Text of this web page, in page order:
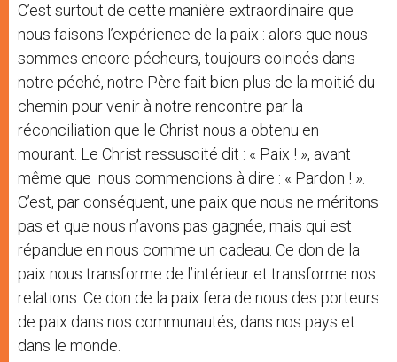
C’est surtout de cette manière extraordinaire que
nous faisons l’expérience de la paix : alors que nous
sommes encore pécheurs, toujours coincés dans
notre péché, notre Père fait bien plus de la moitié du
chemin pour venir à notre rencontre par la
réconciliation que le Christ nous a obtenu en
mourant. Le Christ ressuscité dit : « Paix ! », avant
même que nous commencions à dire : « Pardon ! ».
C’est, par conséquent, une paix que nous ne méritons
pas et que nous n’avons pas gagnée, mais qui est
répandue en nous comme un cadeau. Ce don de la
paix nous transforme de l’intérieur et transforme nos
relations. Ce don de la paix fera de nous des porteurs
de paix dans nos communautés, dans nos pays et
dans le monde.